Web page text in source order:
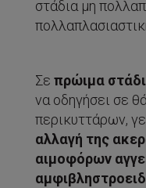
στάδια μη
Σε πρώιμα
να οδηγήσει σε
περικυττάρων,
αλλαγή της
αιμοφόρων